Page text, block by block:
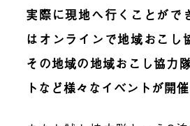
実際に現地へ行くことがで
はオンラインで地域おこし
その地域の地域おこし協力
トなど様々なイベントが開